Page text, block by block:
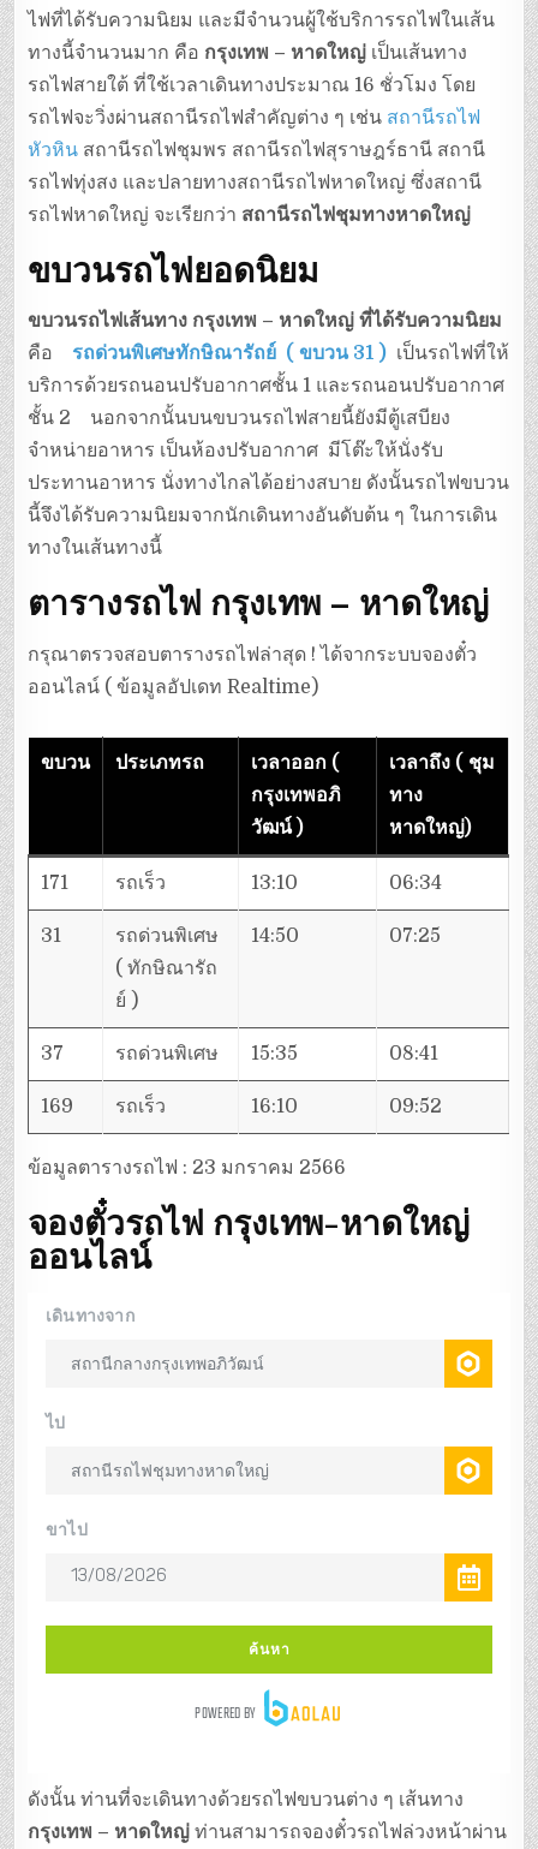
ไฟที่ได้รับความนิยม และมีจำนวนผู้ใช้บริการรถไฟในเส้น
ทางนี้จำนวนมาก คือ กรุงเทพ – หาดใหญ่ เป็นเส้นทาง
รถไฟสายใต้ ที่ใช้เวลาเดินทางประมาณ 16 ชั่วโมง โดย
รถไฟจะวิ่งผ่านสถานีรถไฟสำคัญต่าง ๆ เช่น สถานีรถไฟ
หัวหิน สถานีรถไฟชุมพร สถานีรถไฟสุราษฎร์ธานี สถานี
รถไฟทุ่งสง และปลายทางสถานีรถไฟหาดใหญ่ ซึ่งสถานี
รถไฟหาดใหญ่ จะเรียกว่า สถานีรถไฟชุมทางหาดใหญ่
ขบวนรถไฟยอดนิยม
ขบวนรถไฟเส้นทาง กรุงเทพ – หาดใหญ่ ที่ได้รับความนิยม
คือ รถด่วนพิเศษทักษิณารัถย์ ( ขบวน 31 ) เป็นรถไฟที่ให้
บริการด้วยรถนอนปรับอากาศชั้น 1 และรถนอนปรับอากาศ
ชั้น 2 นอกจากนั้นบนขบวนรถไฟสายนี้ยังมีตู้เสบียง
จำหน่ายอาหาร เป็นห้องปรับอากาศ มีโต๊ะให้นั่งรับ
ประทานอาหาร นั่งทางไกลได้อย่างสบาย ดังนั้นรถไฟขบวน
นี้จึงได้รับความนิยมจากนักเดินทางอันดับต้น ๆ ในการเดิน
ทางในเส้นทางนี้
ตารางรถไฟ กรุงเทพ – หาดใหญ่
กรุณาตรวจสอบตารางรถไฟล่าสุด ! ได้จากระบบจองตั๋ว
ออนไลน์ ( ข้อมูลอัปเดท Realtime)
ขบวน ประเภทรถ
เวลาออก (
กรุงเทพอภิ
วัฒน์ )
เวลาถึง ( ชุม
ทาง
หาดใหญ่)
171 รถเร็ว 13:10 06:34
31
รถด่วนพิเศษ
( ทักษิณารัถ
ย์ )
14:50 07:25
37 รถด่วนพิเศษ 15:35 08:41
169 รถเร็ว 16:10 09:52
ข้อมูลตารางรถไฟ : 23 มกราคม 2566
จองตั๋วรถไฟ กรุงเทพ-หาดใหญ่
ออนไลน์
ดังนั้น ท่านที่จะเดินทางด้วยรถไฟขบวนต่าง ๆ เส้นทาง
กรุงเทพ – หาดใหญ่ ท่านสามารถจองตั๋วรถไฟล่วงหน้าผ่าน